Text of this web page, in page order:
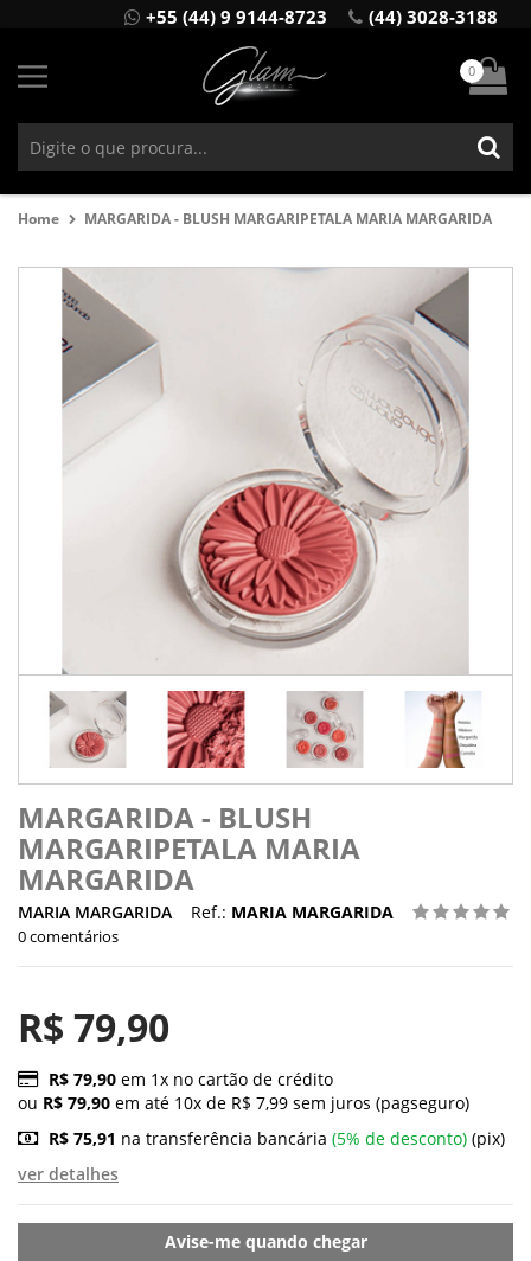
+55 (44) 9 9144-8723 (44) 3028-3188
0
Home MARGARIDA - BLUSH MARGARIPETALA MARIA MARGARIDA
MARGARIDA - BLUSH
MARGARIPETALA MARIA
MARGARIDA
MARIA MARGARIDA Ref.: MARIA MARGARIDA
0 comentários
R$ 79,90
R$ 79,90 em 1x no cartão de crédito
ou R$ 79,90 em até 10x de R$ 7,99 sem juros (pagseguro)
R$ 75,91 na transferência bancária (5% de desconto) (pix)
ver detalhes
Avise-me quando chegar